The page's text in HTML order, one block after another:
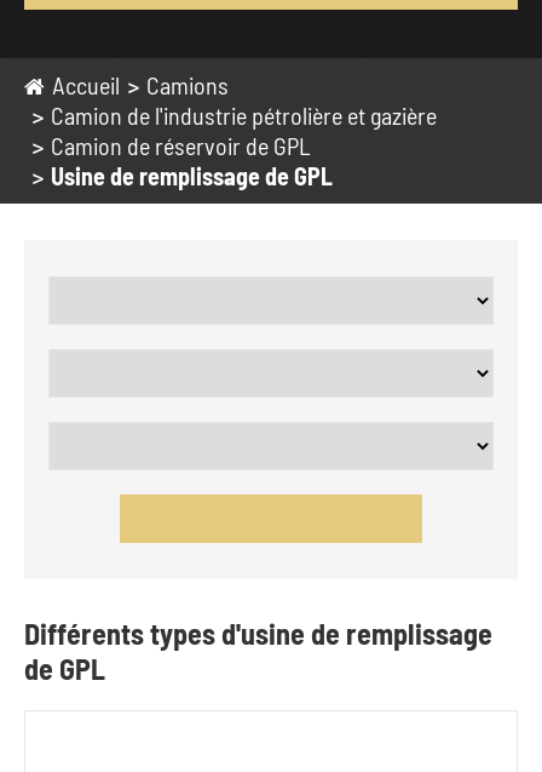
Accueil
Camions
Camion de l'industrie pétrolière et gazière
Camion de réservoir de GPL
Usine de remplissage de GPL
Différents types d'usine de remplissage
de GPL